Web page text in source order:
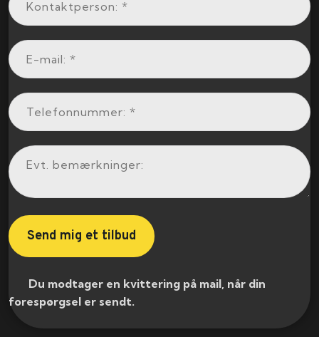
​ Du modtager en kvittering på mail, når din
forespørgsel er sendt.​